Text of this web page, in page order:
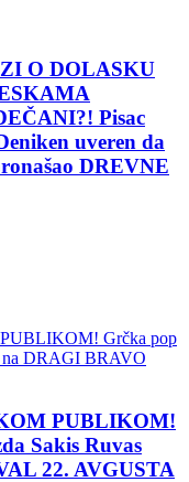
O DOLASKU
Pisac
uveren da
DREVNE
PUBLIKOM!
Sakis Ruvas
22. AVGUSTA